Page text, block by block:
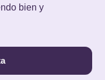
bien y